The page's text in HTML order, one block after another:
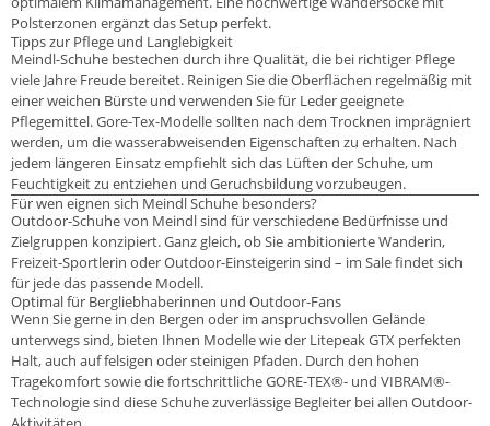
Polsterzonen ergänzt das Setup perfekt.
Tipps zur Pflege und Langlebigkeit
Meindl-Schuhe bestechen durch ihre Qualität, die bei richtiger Pflege
viele Jahre Freude bereitet. Reinigen Sie die Oberflächen regelmäßig mit
einer weichen Bürste und verwenden Sie für Leder geeignete
Pflegemittel. Gore-Tex-Modelle sollten nach dem Trocknen imprägniert
werden, um die wasserabweisenden Eigenschaften zu erhalten. Nach
jedem längeren Einsatz empfiehlt sich das Lüften der Schuhe, um
Feuchtigkeit zu entziehen und Geruchsbildung vorzubeugen.
Für wen eignen sich Meindl Schuhe besonders?
Outdoor-Schuhe von Meindl sind für verschiedene Bedürfnisse und
Zielgruppen konzipiert. Ganz gleich, ob Sie ambitionierte Wanderin,
Freizeit-Sportlerin oder Outdoor-Einsteigerin sind – im Sale findet sich
für jede das passende Modell.
Optimal für Bergliebhaberinnen und Outdoor-Fans
Wenn Sie gerne in den Bergen oder im anspruchsvollen Gelände
unterwegs sind, bieten Ihnen Modelle wie der Litepeak GTX perfekten
Halt, auch auf felsigen oder steinigen Pfaden. Durch den hohen
Tragekomfort sowie die fortschrittliche GORE-TEX®- und VIBRAM®-
Technologie sind diese Schuhe zuverlässige Begleiter bei allen Outdoor-